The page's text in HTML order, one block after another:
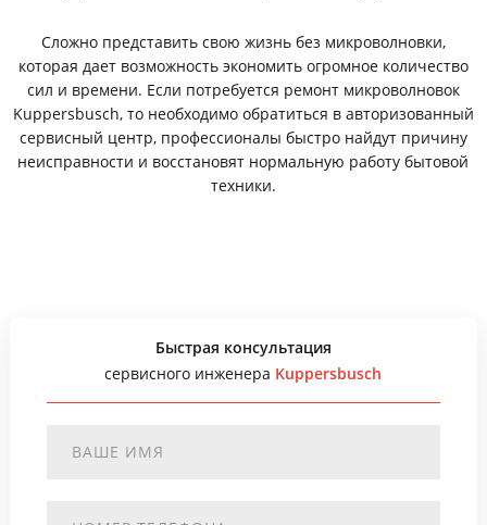
Сложно представить свою жизнь без микроволновки,
которая дает возможность экономить огромное количество
сил и времени. Если потребуется ремонт микроволновок
Kuppersbusch, то необходимо обратиться в авторизованный
сервисный центр, профессионалы быстро найдут причину
неисправности и восстановят нормальную работу бытовой
техники.
Быстрая консультация
сервисного инженера Kuppersbusch